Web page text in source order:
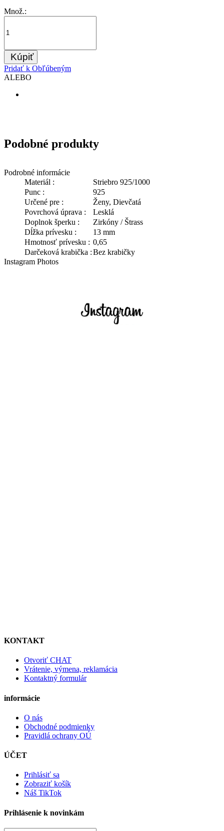
Množ.:
Kúpiť
Pridať k Obľúbeným
ALEBO
Podrobné informácie
Materiál :
Striebro 925/1000
Punc :
925
Určené pre :
Ženy, Dievčatá
Povrchová úprava :
Lesklá
Doplnok šperku :
Zirkóny / Štrass
Dĺžka prívesku :
13 mm
Hmotnosť prívesku : 0,65
Darčeková krabička :Bez krabičky
Instagram Photos
Podobné produkty
KONTAKT
Otvoriť CHAT
Vrátenie, výmena, reklamácia
Kontaktný formulár
informácie
O nás
Obchodné podmienky
Pravidlá ochrany OÚ
ÚČET
Prihlásiť sa
Zobraziť košík
Náš TikTok
Prihlásenie k novinkám